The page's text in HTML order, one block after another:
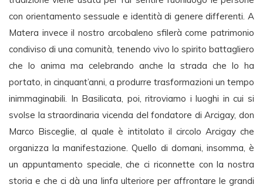
con orientamento sessuale e identità di genere differenti. A
Matera invece il nostro arcobaleno sfilerà come patrimonio
condiviso di una comunità, tenendo vivo lo spirito battagliero
che lo anima ma celebrando anche la strada che lo ha
portato, in cinquant’anni, a produrre trasformazioni un tempo
inimmaginabili. In Basilicata, poi, ritroviamo i luoghi in cui si
svolse la straordinaria vicenda del fondatore di Arcigay, don
Marco Bisceglie, al quale è intitolato il circolo Arcigay che
organizza la manifestazione. Quello di domani, insomma, è
un appuntamento speciale, che ci riconnette con la nostra
storia e che ci dà una linfa ulteriore per affrontare le grandi